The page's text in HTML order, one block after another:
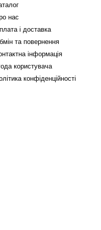
ветеринарів, які
великий
зараз, не
нас
і доставка
та повернення
інформація
користувача
конфіденційності